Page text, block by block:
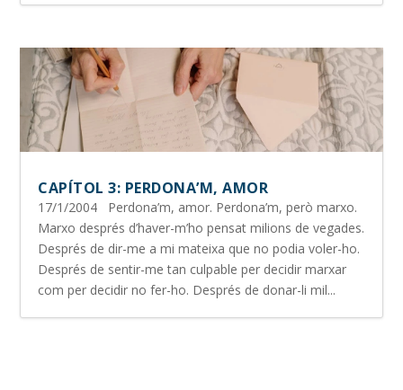
CAPÍTOL 3: PERDONA’M, AMOR
17/1/2004 Perdona’m, amor. Perdona’m, però marxo.
Marxo després d’haver-m’ho pensat milions de vegades.
Després de dir-me a mi mateixa que no podia voler-ho.
Després de sentir-me tan culpable per decidir marxar
com per decidir no fer-ho. Després de donar-li mil...